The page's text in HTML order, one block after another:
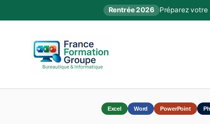
Rentrée 2026 Préparez
Excel Word PowerPoint